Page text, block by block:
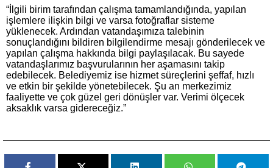
“İlgili birim tarafından çalışma tamamlandığında, yapılan
işlemlere ilişkin bilgi ve varsa fotoğraflar sisteme
yüklenecek. Ardından vatandaşımıza talebinin
sonuçlandığını bildiren bilgilendirme mesajı gönderilecek ve
yapılan çalışma hakkında bilgi paylaşılacak. Bu sayede
vatandaşlarımız başvurularının her aşamasını takip
edebilecek. Belediyemiz ise hizmet süreçlerini şeffaf, hızlı
ve etkin bir şekilde yönetebilecek. Şu an merkezimiz
faaliyette ve çok güzel geri dönüşler var. Verimi ölçecek
aksaklık varsa gidereceğiz.”